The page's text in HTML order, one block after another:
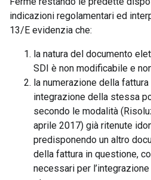
indicazioni regolamentari ed
13/E evidenzia che:
la natura del documento
SDI è non modificabile e
la numerazione della
integrazione della stessa
secondo le modalità
aprile 2017) già ritenute
predisponendo un altro
della fattura in questione,
necessari per